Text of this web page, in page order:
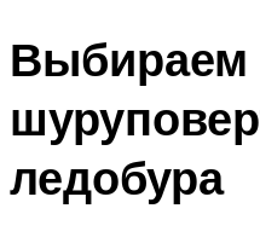
Выбираем
ледобура